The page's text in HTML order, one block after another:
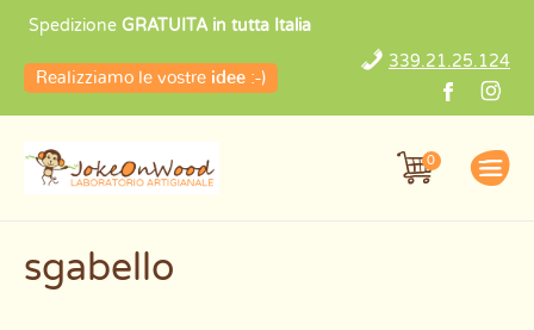
Spedizione GRATUITA in tutta Italia
Realizziamo le vostre idee :-)
339.21.25.124
0
sgabello
Popolarità